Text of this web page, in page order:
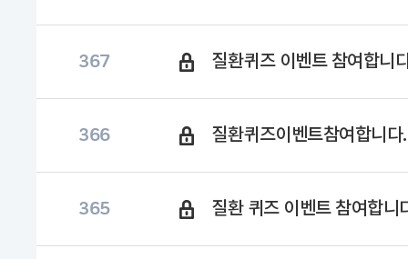
367 질환퀴즈 이벤트 참여합니
366 질환퀴즈이벤트참여합니다.
365 질환 퀴즈 이벤트 참여합니